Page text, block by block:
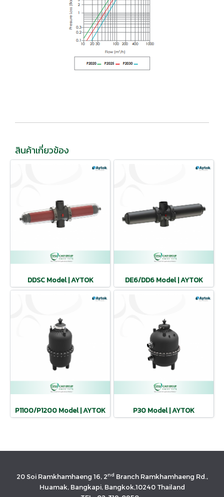
สินค้าเกี่ยวข้อง
DDSC Model | AYTOK DE6/DD6 Model | AYTOK
P1100/P1200 Model | AYTOK P30 Model | AYTOK
20 Soi Ramkhamhaeng 16, 2nd Branch Ramkhamhaeng Rd.,
Huamak, Bangkapi, Bangkok,10240 Thailand